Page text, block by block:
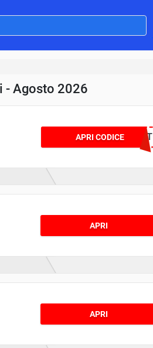
- Agosto 2026
APRI CODICE
PROMOCODEX10FSIT
APRI
APRI